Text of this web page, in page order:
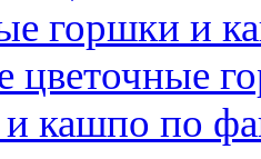
горшки и
цветочные
кашпо по